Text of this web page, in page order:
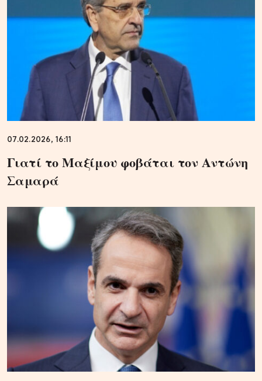
07.02.2026, 16:11
Γιατί το Μαξίμου φοβάται τον Αντώνη
Σαμαρά